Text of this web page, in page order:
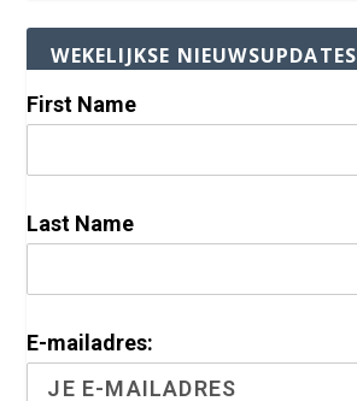
WEKELIJKSE NIEUWSUPDATES
First Name
Last Name
E-mailadres: